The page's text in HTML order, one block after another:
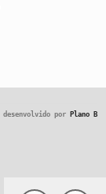
desenvolvido por Plano B